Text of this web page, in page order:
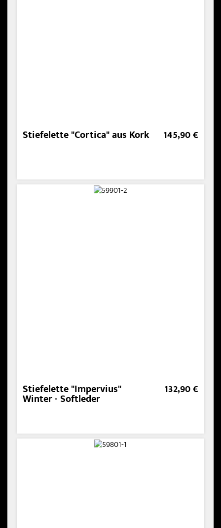
Stiefelette "Cortica" aus Kork 145,90 €
Stiefelette "Impervius"
Winter - Softleder
132,90 €